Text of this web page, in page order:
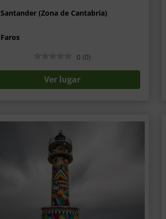
Santander (Zona de Cantabria)
Faros
0 (0)
Ver lugar